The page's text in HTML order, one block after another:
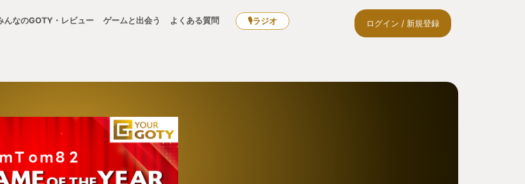
んなのGOTY・レビュー ゲームと出会う よくある質問 🎙ラジオ ログイン / 新規登録